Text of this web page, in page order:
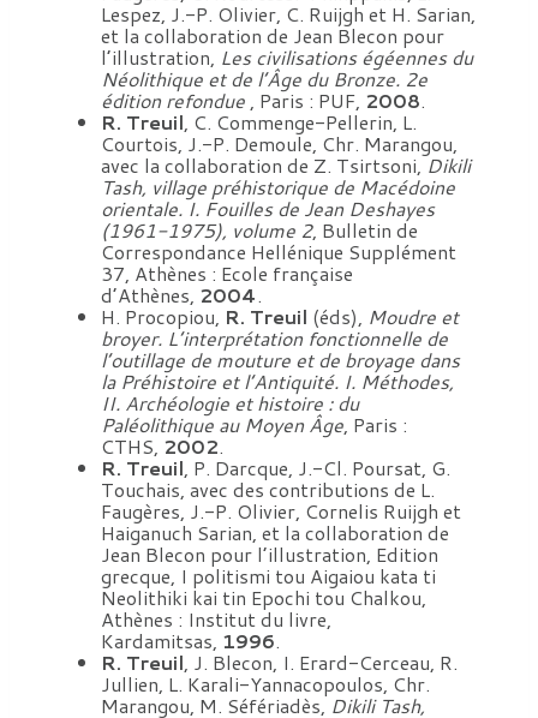
Lespez, J.-P. Olivier, C. Ruijgh et H. Sarian,
et la collaboration de Jean Blecon pour
l’illustration, Les civilisations égéennes du
Néolithique et de l’Âge du Bronze. 2e
édition refondue , Paris : PUF, 2008.
R. Treuil, C. Commenge-Pellerin, L.
Courtois, J.-P. Demoule, Chr. Marangou,
avec la collaboration de Z. Tsirtsoni,Dikili
Tash, village préhistorique de Macédoine
orientale. I. Fouilles de Jean Deshayes
(1961-1975), volume 2, Bulletin de
Correspondance Hellénique Supplément
37, Athènes : Ecole française
d’Athènes, 2004.
H. Procopiou, R. Treuil (éds), Moudre et
broyer. L’interprétation fonctionnelle de
l’outillage de mouture et de broyage dans
la Préhistoire et l’Antiquité. I. Méthodes,
II. Archéologie et histoire : du
Paléolithique au Moyen Âge, Paris :
CTHS, 2002.
R. Treuil, P. Darcque, J.-Cl. Poursat, G.
Touchais, avec des contributions de L.
Faugères, J.-P. Olivier, Cornelis Ruijgh et
Haiganuch Sarian, et la collaboration de
Jean Blecon pour l’illustration, Edition
grecque, I politismi tou Aigaiou kata ti
Neolithiki kai tin Epochi tou Chalkou,
Athènes : Institut du livre,
Kardamitsas, 1996.
R. Treuil, J. Blecon, I. Erard-Cerceau, R.
Jullien, L. Karali-Yannacopoulos, Chr.
Marangou, M. Séfériadès,Dikili Tash,